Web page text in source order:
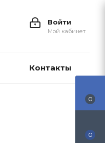
Войти
Мой кабинет
Контакты
0
0